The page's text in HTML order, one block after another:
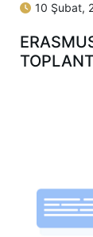
10 Şubat,